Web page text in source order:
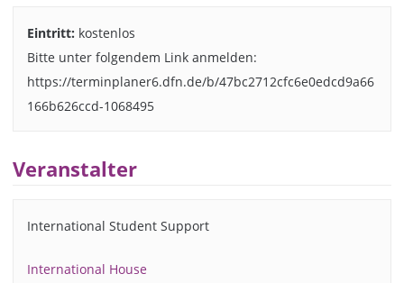
Eintritt: kostenlos
Bitte unter folgendem Link anmelden:
https://terminplaner6.dfn.de/b/47bc2712cfc6e0edcd9a66
166b626ccd-1068495
Veranstalter
International Student Support
International House